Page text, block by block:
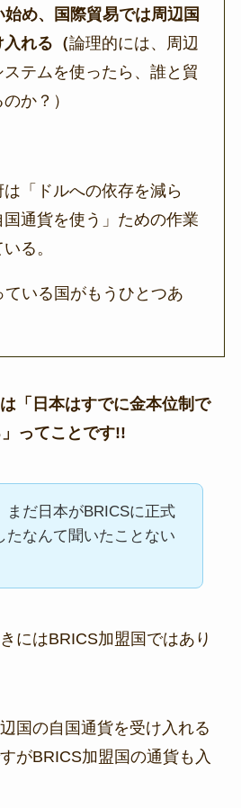
始め、国際貿易では周辺国
入れる（論理的には、周辺
テムを使ったら、誰と貿
か？）
「ドルへの依存を減ら
国通貨を使う」ための作業
る。
いる国がもうひとつあ
「日本はすでに金本位制で
ってことです!!
まだ日本がBRICSに正式
たなんて聞いたことない
にはBRICS加盟国ではあり
国の自国通貨を受け入れる
がBRICS加盟国の通貨も入